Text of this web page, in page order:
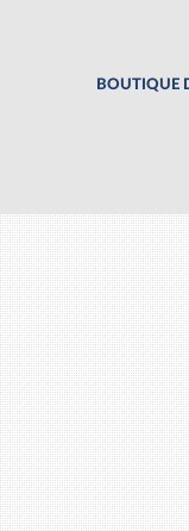
BOUTIQUE